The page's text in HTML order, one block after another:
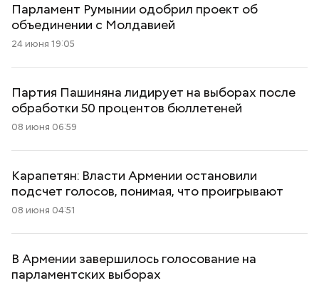
Парламент Румынии одобрил проект об
объединении с Молдавией
24 июня 19:05
Партия Пашиняна лидирует на выборах после
обработки 50 процентов бюллетеней
08 июня 06:59
Карапетян: Власти Армении остановили
подсчет голосов, понимая, что проигрывают
08 июня 04:51
В Армении завершилось голосование на
парламентских выборах